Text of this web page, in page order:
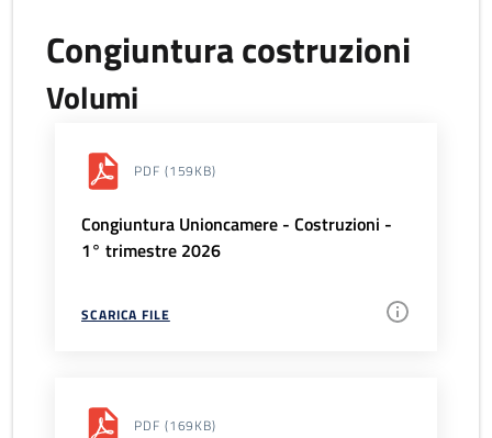
Congiuntura costruzioni
Volumi
PDF (159KB)
Congiuntura Unioncamere - Costruzioni -
1° trimestre 2026
SCARICA FILE
PDF (169KB)